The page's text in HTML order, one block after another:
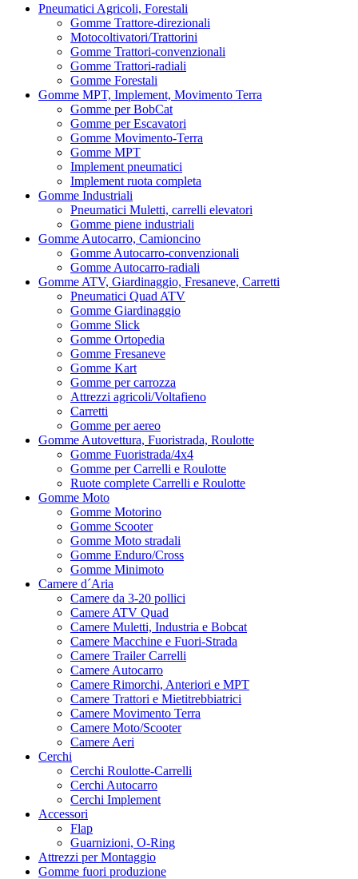
Pneumatici Agricoli, Forestali
Gomme Trattore-direzionali
Motocoltivatori/Trattorini
Gomme Trattori-convenzionali
Gomme Trattori-radiali
Gomme Forestali
Gomme MPT, Implement, Movimento Terra
Gomme per BobCat
Gomme per Escavatori
Gomme Movimento-Terra
Gomme MPT
Implement pneumatici
Implement ruota completa
Gomme Industriali
Pneumatici Muletti, carrelli elevatori
Gomme piene industriali
Gomme Autocarro, Camioncino
Gomme Autocarro-convenzionali
Gomme Autocarro-radiali
Gomme ATV, Giardinaggio, Fresaneve, Carretti
Pneumatici Quad ATV
Gomme Giardinaggio
Gomme Slick
Gomme Ortopedia
Gomme Fresaneve
Gomme Kart
Gomme per carrozza
Attrezzi agricoli/Voltafieno
Carretti
Gomme per aereo
Gomme Autovettura, Fuoristrada, Roulotte
Gomme Fuoristrada/4x4
Gomme per Carrelli e Roulotte
Ruote complete Carrelli e Roulotte
Gomme Moto
Gomme Motorino
Gomme Scooter
Gomme Moto stradali
Gomme Enduro/Cross
Gomme Minimoto
Camere d´Aria
Camere da 3-20 pollici
Camere ATV Quad
Camere Muletti, Industria e Bobcat
Camere Macchine e Fuori-Strada
Camere Trailer Carrelli
Camere Autocarro
Camere Rimorchi, Anteriori e MPT
Camere Trattori e Mietitrebbiatrici
Camere Movimento Terra
Camere Moto/Scooter
Camere Aeri
Cerchi
Cerchi Roulotte-Carrelli
Cerchi Autocarro
Cerchi Implement
Accessori
Flap
Guarnizioni, O-Ring
Attrezzi per Montaggio
Gomme fuori produzione